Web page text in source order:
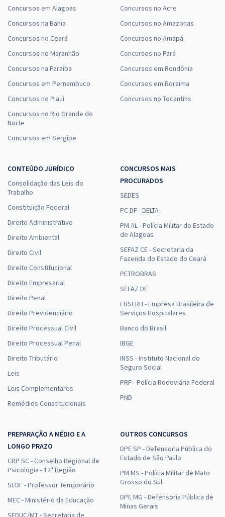
Concursos em Alagoas
Concursos na Bahia
Concursos no Ceará
Concursos no Maranhão
Concursos na Paraíba
Concursos em Pernambuco
Concursos no Piauí
Concursos no Rio Grande do
Norte
Concursos em Sergipe
Concursos no Acre
Concursos no Amazonas
Concursos no Amapá
Concursos no Pará
Concursos em Rondônia
Concursos em Roraima
Concursos no Tocantins
CONTEÚDO JURÍDICO
Consolidação das Leis do
Trabalho
Constituição Federal
Direito Administrativo
Direito Ambiental
Direito Civil
Direito Constitucional
Direito Empresarial
Direito Penal
Direito Previdenciário
Direito Processual Civil
Direito Processual Penal
Direito Tributário
Leis
Leis Complementares
Remédios Constitucionais
CONCURSOS MAIS
PROCURADOS
SEDES
PC DF - DELTA
PM AL - Polícia Militar do Estado
de Alagoas
SEFAZ CE - Secretaria da
Fazenda do Estado do Ceará
PETROBRAS
SEFAZ DF
EBSERH - Empresa Brasileira de
Serviços Hospitalares
Banco do Brasil
IBGE
INSS - Instituto Nacional do
Seguro Social
PRF - Polícia Rodoviária Federal
PND
PREPARAÇÃO A MÉDIO E A
LONGO PRAZO
CRP SC - Conselho Regional de
Psicologia - 12ª Região
SEDF - Professor Temporário
MEC - Ministério da Educação
SEDUC/MT - Secretaria de
OUTROS CONCURSOS
DPE SP - Defensoria Pública do
Estado de São Paulo
PM MS - Polícia Militar de Mato
Grosso do Sul
DPE MG - Defensoria Pública de
Minas Gerais